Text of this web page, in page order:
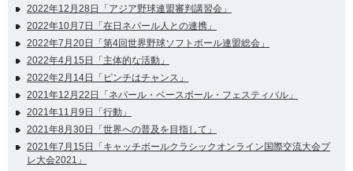
2022年12月28日「アジア野球連盟審判講習会」
2022年10月7日「在日ネパール人との連携」
2022年7月20日「第4回世界野球ソフトボール連盟総会」
2022年4月15日「主体的な活動」
2022年2月14日「ピンチはチャンス」
2021年12月22日「ネパール・ベースボール・フェスティバル」
2021年11月9日「行動」
2021年8月30日「世界への普及を目指して」
2021年7月15日「キャッチボールクラシックオンライン国際交流大会プ
レ大会2021」